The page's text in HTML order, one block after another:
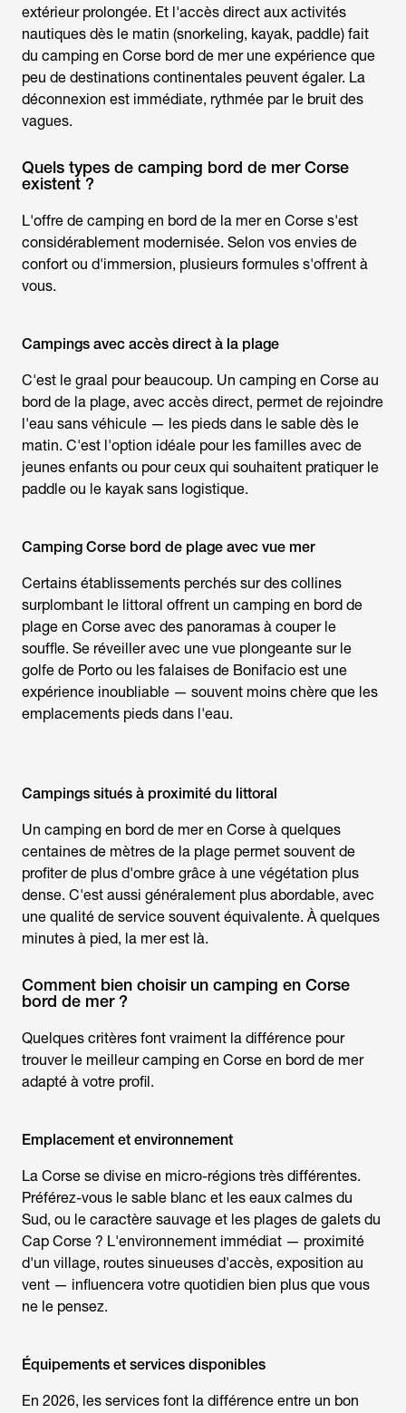
extérieur prolongée. Et l'accès direct aux activités
nautiques dès le matin (snorkeling, kayak, paddle) fait
du camping en Corse bord de merune expérience que
peu de destinations continentales peuvent égaler. La
déconnexion est immédiate, rythmée par le bruit des
vagues.
Quels types de camping bord de mer Corse
existent ?
L'offre de camping en bord de la mer en Corse s'est
considérablement modernisée. Selon vos envies de
confort ou d'immersion, plusieurs formules s'offrent à
vous.
Campings avec accès direct à la plage
C'est le graal pour beaucoup. Un camping en Corse au
bord de la plage, avec accès direct, permet de rejoindre
l'eau sans véhicule — les pieds dans le sable dès le
matin. C'est l'option idéale pour les familles avec de
jeunes enfants ou pour ceux qui souhaitent pratiquer le
paddle ou le kayak sans logistique.
Camping Corse bord de plage avec vue mer
Certains établissements perchés sur des collines
surplombant le littoral offrent un camping en bord de
plage en Corse avec des panoramas à couper le
souffle. Se réveiller avec une vue plongeante sur le
golfe de Porto ou les falaises de Bonifacio est une
expérience inoubliable — souvent moins chère que les
emplacements pieds dans l'eau.
Campings situés à proximité du littoral
Un camping en bord de mer en Corse à quelques
centaines de mètres de la plage permet souvent de
profiter de plus d'ombre grâce à une végétation plus
dense. C'est aussi généralement plus abordable, avec
une qualité de service souvent équivalente. À quelques
minutes à pied, la mer est là.
Comment bien choisir un camping en Corse
bord de mer ?
Quelques critères font vraiment la différence pour
trouver le meilleur camping en Corse en bord de mer
adapté à votre profil.
Emplacement et environnement
La Corse se divise en micro-régions très différentes.
Préférez-vous le sable blanc et les eaux calmes du
Sud, ou le caractère sauvage et les plages de galets du
Cap Corse ? L'environnement immédiat — proximité
d'un village, routes sinueuses d'accès, exposition au
vent — influencera votre quotidien bien plus que vous
ne le pensez.
Équipements et services disponibles
En 2026, les services font la différence entre un bon